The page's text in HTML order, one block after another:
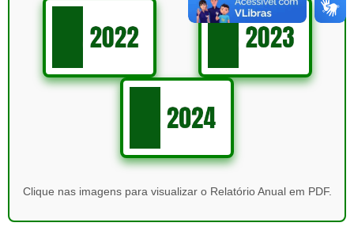
Clique nas imagens para visualizar o Relatório Anual em PDF.